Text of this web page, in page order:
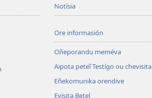
Notísia
Ore informasión
Oñeporandu meméva
Aipota peteĩ Testígo ou chevisita
Eñekomunika orendive
Evisita Betel